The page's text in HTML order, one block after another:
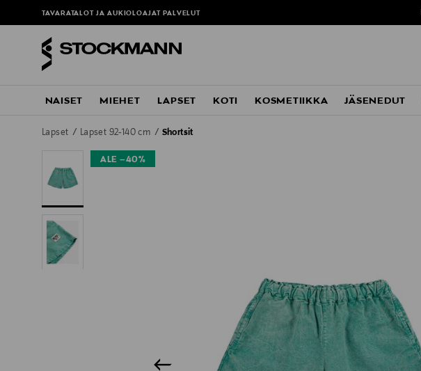
TAVARATALOT JA AUKIOLOAJAT PALVELUT
NAISET MIEHET LAPSET KOTI KOSMETIIKKA JÄSENEDUT
Lapset Lapset 92-140 cm Shortsit
ALE –40%